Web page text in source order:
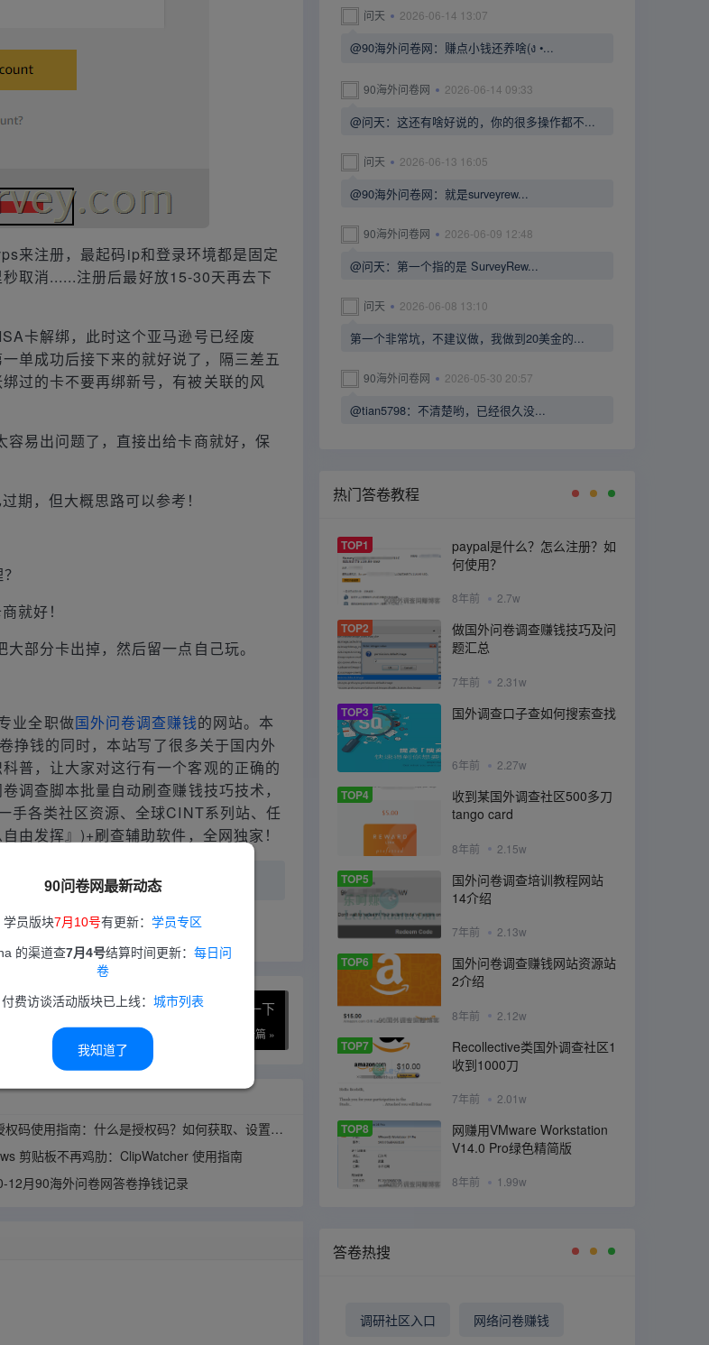
90问卷网最新动态
学员版块7月10号有更新： 学员专区
的渠道查7月4号结算时间更新： 每日问
卷
付费访谈活动版块已上线： 城市列表
我知道了
来注册，最起码ip和登录环境都是固定
取消......注册后最好放15-30天再去下
卡解绑，此时这个亚马逊号已经废
单成功后接下来的就好说了，隔三差五
过的卡不要再绑新号，有被关联的风
易出问题了，直接出给卡商就好，保
期，但大概思路可以参考！
就好！
部分卡出掉，然后留一点自己玩。
业全职做国外问卷调查赚钱的网站。本
挣钱的同时，本站写了很多关于国内外
普，让大家对这行有一个客观的正确的
调查脚本批量自动刷查赚钱技巧技术，
手各类社区资源、全球CINT系列站、任
由发挥』)+刷查辅助软件，全网独家！
授权，禁止转载！
虚拟visa卡 苹果礼品卡 月入千刀
HTML+DIV+CSS基础有必要了解一下
下一篇 »
码使用指南：什么是授权码？如何获取、设置与管理？
剪贴板不再鸡肋：ClipWatcher 使用指南
12月90海外问卷网答卷挣钱记录
问天 2026-06-14 13:07
@90海外问卷网：赚点小钱还养啥(ง •...
90海外问卷网 2026-06-14 09:33
@问天：这还有啥好说的，你的很多操作都不...
问天 2026-06-13 16:05
@90海外问卷网：就是surveyrew...
90海外问卷网 2026-06-09 12:48
@问天：第一个指的是 SurveyRew...
问天 2026-06-08 13:10
第一个非常坑，不建议做，我做到20美金的...
90海外问卷网 2026-05-30 20:57
@tian5798：不清楚哟，已经很久没...
热门答卷教程
TOP1
paypal是什么？怎么注册？如
何使用？
8年前 2.7w
TOP2
做国外问卷调查赚钱技巧及问
题汇总
7年前 2.31w
TOP3 国外调查口子查如何搜索查找
6年前 2.27w
TOP4
收到某国外调查社区500多刀
tango card
8年前 2.15w
TOP5
国外问卷调查培训教程网站
14介绍
7年前 2.13w
TOP6
国外问卷调查赚钱网站资源站
2介绍
8年前 2.12w
TOP7
Recollective类国外调查社区1
收到1000刀
7年前 2.01w
TOP8
网赚用VMware Workstation
V14.0 Pro绿色精简版
8年前 1.99w
答卷热搜
调研社区入口 网络问卷赚钱